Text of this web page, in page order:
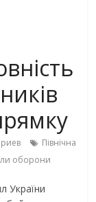
Північна
оборони
України